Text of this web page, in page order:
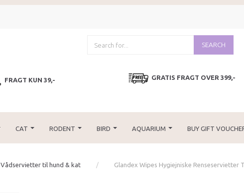
SEARCH
FRAGT KUN 39,- GRATIS FRAGT OVER 399,-
CAT RODENT BIRD AQUARIUM BUY GIFT
Vådservietter til hund & kat Glandex Wipes Hygiejniske Renseservietter